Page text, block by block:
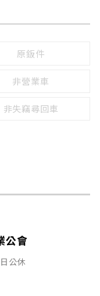
有
原鈑件
非營業車
非失竊尋回車
公會
公休